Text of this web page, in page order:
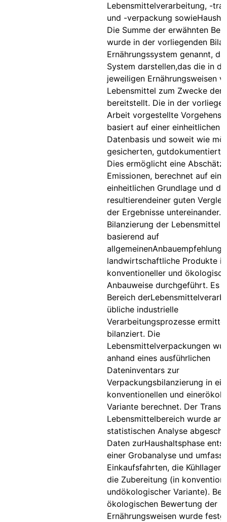
Lebensmittelverarbeitung, -
und -verpackung
Die Summe der erwähnten
wurde in der vorliegenden
Ernährungssystem genannt,
System darstellen,das die in
jeweiligen Ernährungsweisen
Lebensmittel zum Zwecke der
bereitstellt. Die in der
Arbeit vorgestellte
basiert auf einer einheitlichen
Datenbasis und soweit wie
gesicherten,
Dies ermöglicht eine
Emissionen, berechnet auf
einheitlichen Grundlage und
resultierendeiner guten
der Ergebnisse untereinander.
Bilanzierung der Lebensmittel
basierend auf
landwirtschaftliche Produkte in
konventioneller und
Anbauweise durchgeführt. Es
Bereich
übliche industrielle
Verarbeitungsprozesse
bilanziert. Die
Lebensmittelverpackungen
anhand eines ausführlichen
Dateninventars zur
Verpackungsbilanzierung in
konventionellen und
Variante berechnet. Der
Lebensmittelbereich wurde
statistischen Analyse
Daten zurHaushaltsphase
einer Grobanalyse und
Einkaufsfahrten, die
die Zubereitung (in
undökologischer Variante). Bei
ökologischen Bewertung der
Ernährungsweisen wurde